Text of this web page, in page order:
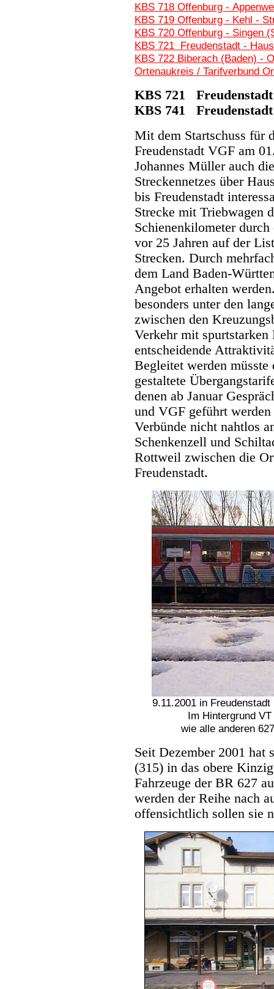
KBS 718 Offenburg -
KBS 719 Offenburg - Kehl -
KBS 720 Offenburg - Singen
KBS 721 Freudenstadt -
KBS 722 Biberach (Baden) -
Ortenaukreis / Tarifverbund
KBS 721
KBS 741
Mit dem Startschuss für
Freudenstadt VGF am
Johannes Müller auch
Streckennetzes über
bis Freudenstadt
Strecke mit Triebwagen
Schienenkilometer
vor 25 Jahren auf der
Strecken. Durch
dem Land Baden-
Angebot erhalten
besonders unter den
zwischen den
Verkehr mit spurtstarken
entscheidende
Begleitet werden
gestaltete
denen ab Januar
und VGF geführt
Verbünde nicht nahtlos
Schenkenzell und
Rottweil zwischen die
Freudenstadt.
9.11.2001 in
Im Hintergrund
wie alle anderen
Seit Dezember 2001 hat
(315) in das obere
Fahrzeuge der BR 627
werden der Reihe nach
offensichtlich sollen sie